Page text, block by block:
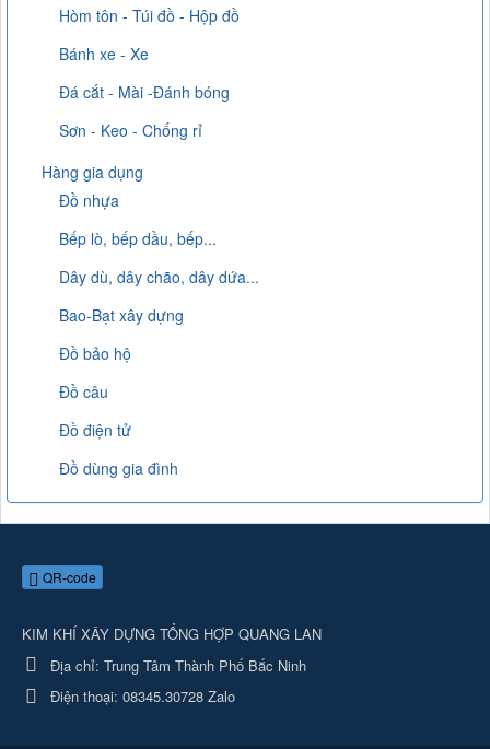
Hòm tôn - Túi đồ - Hộp đồ
Bánh xe - Xe
Đá cắt - Mài -Đánh bóng
Sơn - Keo - Chống rỉ
Hàng gia dụng
Đồ nhựa
Bếp lò, bếp dầu, bếp...
Dây dù, dây chão, dây dứa...
Bao-Bạt xây dựng
Đồ bảo hộ
Đồ câu
Đồ điện tử
Đồ dùng gia đình
QR-code
KIM KHÍ XÂY DỰNG TỔNG HỢP QUANG LAN
Địa chỉ: Trung Tâm Thành Phố Bắc Ninh
Điện thoại: 08345.30728 Zalo